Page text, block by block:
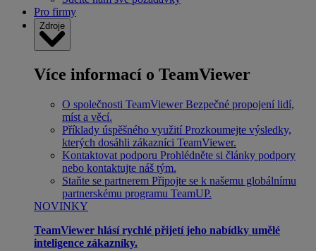
Pro firmy
Zdroje
Více informací o TeamViewer
O společnosti TeamViewer Bezpečné propojení lidí,
míst a věcí.
Příklady úspěšného využití Prozkoumejte výsledky,
kterých dosáhli zákazníci TeamViewer.
Kontaktovat podporu Prohlédněte si články podpory
nebo kontaktujte náš tým.
Staňte se partnerem Připojte se k našemu globálnímu
partnerskému programu TeamUP.
NOVINKY
TeamViewer hlásí rychlé přijetí jeho nabídky umělé
inteligence zákazníky.